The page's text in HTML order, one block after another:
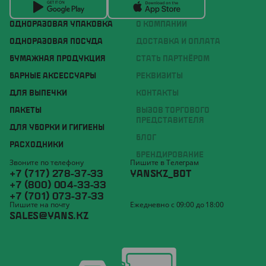
ОДНОРАЗОВАЯ УПАКОВКА
ОДНОРАЗОВАЯ ПОСУДА
БУМАЖНАЯ ПРОДУКЦИЯ
БАРНЫЕ АКСЕССУАРЫ
ДЛЯ ВЫПЕЧКИ
ПАКЕТЫ
ДЛЯ УБОРКИ И ГИГИЕНЫ
РАСХОДНИКИ
О КОМПАНИИ
ДОСТАВКА И ОПЛАТА
СТАТЬ ПАРТНЁРОМ
РЕКВИЗИТЫ
КОНТАКТЫ
ВЫЗОВ ТОРГОВОГО
ПРЕДСТАВИТЕЛЯ
БЛОГ
БРЕНДИРОВАНИЕ
Звоните по телефону
+7 (717) 278-37-33
+7 (800) 004-33-33
+7 (701) 073-37-33
Пишите в Телеграм
YANSKZ_BOT
Пишите на почту
SALES@YANS.KZ
Ежедневно с 09:00 до 18:00